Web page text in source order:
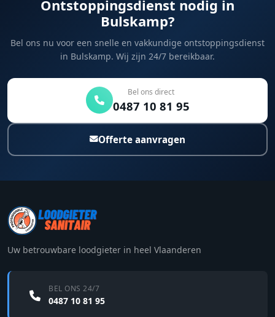
Ontstoppingsdienst nodig in
Bulskamp?
Bel ons nu voor een snelle en vakkundige ontstoppingsdienst
in Bulskamp. Wij zijn 24/7 bereikbaar.
Bel ons direct
0487 10 81 95
Offerte aanvragen
Uw betrouwbare loodgieter in heel Vlaanderen
BEL ONS 24/7
0487 10 81 95